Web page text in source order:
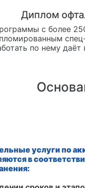
Диплом
с более
по нему
услуги по
в